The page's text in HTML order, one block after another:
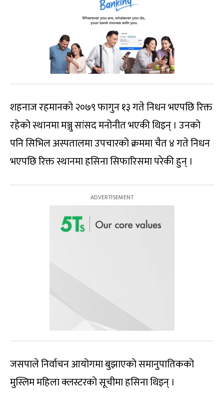
शहनाज रहमानको २०७९ फागुन १३ गते निधन भएपछि रिक्त
रहेको स्थानमा मञ्जु सांसद मनोनीत भएकी थिइन् । उनको
पनि सिभिल अस्पतालमा उपचारको क्रममा चैत ४ गते निधन
भएपछि रिक्त स्थानमा हसिना सिफारिसमा परेकी हुन् ।
जसपाले निर्वाचन आयोगमा बुझाएको समानुपातिकको
मुस्लिम महिला क्लस्टरको सूचीमा हसिना थिइन् ।